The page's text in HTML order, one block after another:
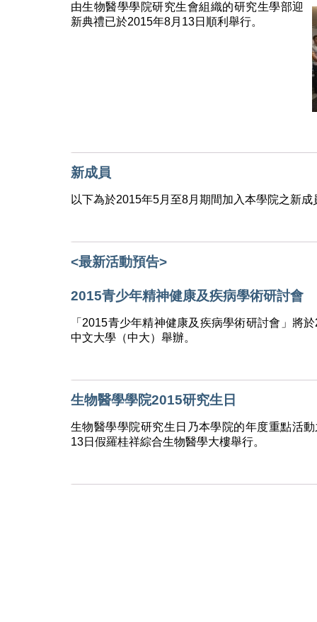
由生物醫學學院研究生會組織的研究生學部迎
新典禮已於2015年8月13日順利舉行。
新成員
以下為於2015年5月至8月期間加入本學院之新成
<最新活動預告>
2015青少年精神健康及疾病學術研討會
「2015青少年精神健康及疾病學術研討會」將
中文大學（中大）舉辦。
生物醫學學院2015研究生日
生物醫學學院研究生日乃本學院的年度重點活
13日假羅桂祥綜合生物醫學大樓舉行。